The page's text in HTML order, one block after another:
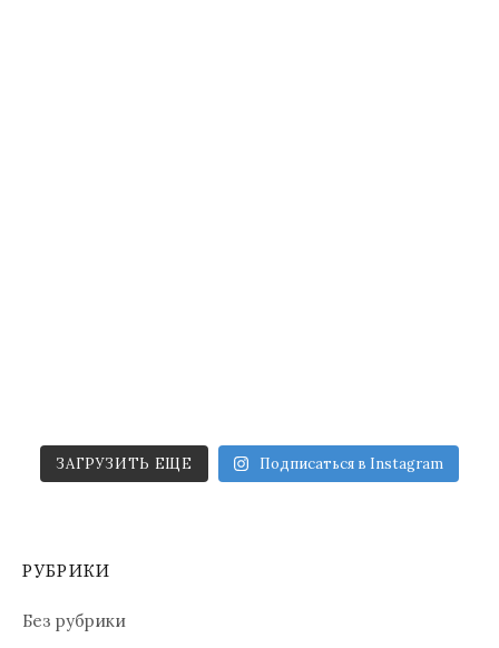
ЗАГРУЗИТЬ ЕЩЕ Подписаться в Instagram
РУБРИКИ
Без рубрики